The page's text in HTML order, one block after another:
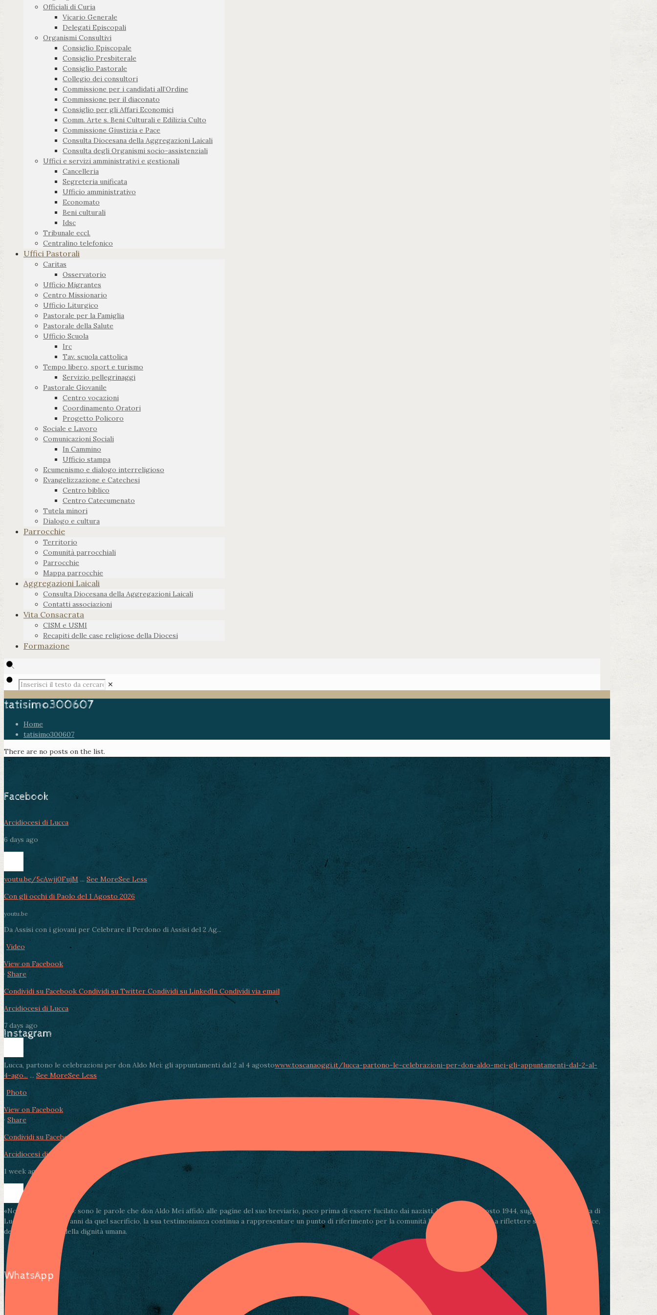
Officiali di Curia
Vicario Generale
Delegati Episcopali
Organismi Consultivi
Consiglio Episcopale
Consiglio Presbiterale
Consiglio Pastorale
Collegio dei consultori
Commissione per i candidati all’Ordine
Commissione per il diaconato
Consiglio per gli Affari Economici
Comm. Arte s. Beni Culturali e Edilizia Culto
Commissione Giustizia e Pace
Consulta Diocesana della Aggregazioni Laicali
Consulta degli Organismi socio-assistenziali
Uffici e servizi amministrativi e gestionali
Cancelleria
Segreteria unificata
Ufficio amministrativo
Economato
Beni culturali
Idsc
Tribunale eccl.
Centralino telefonico
Uffici Pastorali
Caritas
Osservatorio
Ufficio Migrantes
Centro Missionario
Ufficio Liturgico
Pastorale per la Famiglia
Pastorale della Salute
Ufficio Scuola
Irc
Tav. scuola cattolica
Tempo libero, sport e turismo
Servizio pellegrinaggi
Pastorale Giovanile
Centro vocazioni
Coordinamento Oratori
Progetto Policoro
Sociale e Lavoro
Comunicazioni Sociali
In Cammino
Ufficio stampa
Ecumenismo e dialogo interreligioso
Evangelizzazione e Catechesi
Centro biblico
Centro Catecumenato
Tutela minori
Dialogo e cultura
Parrocchie
Territorio
Comunità parrocchiali
Parrocchie
Mappa parrocchie
Aggregazioni Laicali
Consulta Diocesana della Aggregazioni Laicali
Contatti associazioni
Vita Consacrata
CISM e USMI
Recapiti delle case religiose della Diocesi
Formazione
✕
tatisimo300607
Home
tatisimo300607
There are no posts on the list.
Facebook
Arcidiocesi di Lucca
6 days ago
youtu.be/5cAwjj0FujM ... See MoreSee Less
Con gli occhi di Paolo del 1 Agosto 2026
youtu.be
Da Assisi con i giovani per Celebrare il Perdono di Assisi del 2 Ag...
Video
View on Facebook
· Share
Condividi su Facebook Condividi su Twitter Condividi su LinkedIn Condividi via email
Arcidiocesi di Lucca
7 days ago
Lucca, partono le celebrazioni per don Aldo Mei: gli appuntamenti dal 2 al 4 agostowww.toscanaoggi.it/lucca-partono-le-celebrazioni-per-don-aldo-mei-gli-appuntamenti-dal-2-al-
4-ago... ... See MoreSee Less
Photo
View on Facebook
· Share
Condividi su Facebook
Arcidiocesi di Lucca
1 week ago
«Non muore l’amore»: sono le parole che don Aldo Mei affidò alle pagine del suo breviario, poco prima di essere fucilato dai nazisti, la sera del 4 agosto 1944, sugli spalti delle Mura di
Lucca. A ottantadue anni da quel sacrificio, la sua testimonianza continua a rappresentare un punto di riferimento per la comunità lucchese e un invito a riflettere sul valore della pace,
della solidarietà e della dignità umana.
Instagram
WhatsApp